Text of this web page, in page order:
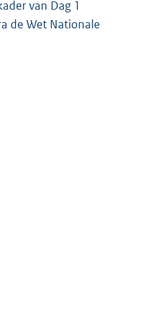
van Dag 1
de Wet Nationale